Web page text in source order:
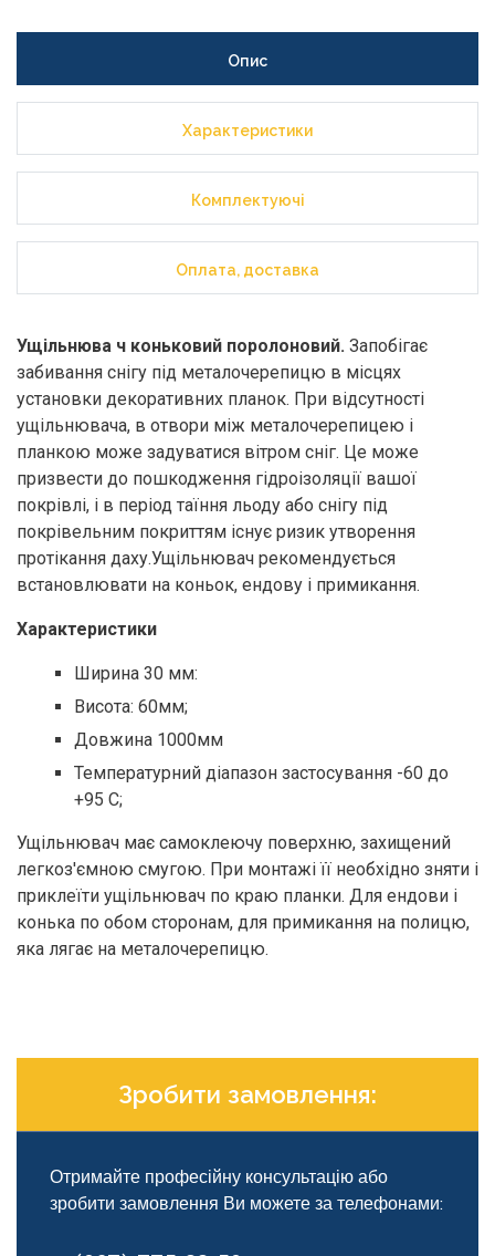
Опис
Характеристики
Комплектуючі
Оплата, доставка
Ущільнюва ч коньковий поролоновий. Запобігає
забивання снігу під металочерепицю в місцях
установки декоративних планок. При відсутності
ущільнювача, в отвори між металочерепицею і
планкою може задуватися вітром сніг. Це може
призвести до пошкодження гідроізоляції вашої
покрівлі, і в період таїння льоду або снігу під
покрівельним покриттям існує ризик утворення
протікання даху.Ущільнювач рекомендується
встановлювати на коньок, ендову і примикання.
Характеристики
Ширина 30 мм:
Висота: 60мм;
Довжина 1000мм
Температурний діапазон застосування -60 до
+95 С;
Ущільнювач має самоклеючу поверхню, захищений
легкоз'ємною смугою. При монтажі її необхідно зняти і
приклеїти ущільнювач по краю планки. Для ендови і
конька по обом сторонам, для примикання на полицю,
яка лягає на металочерепицю.
Зробити замовлення:
Отримайте професійну консультацію або
зробити замовлення Ви можете за телефонами: